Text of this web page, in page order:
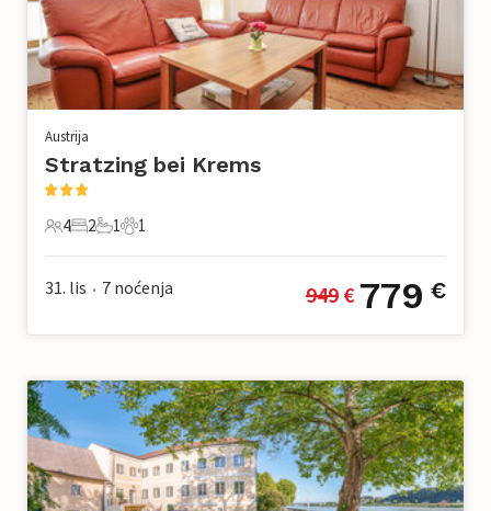
Austrija
Stratzing bei Krems
4 Gosti
4
2 Spavaće sobe
2
1 Kupaonica
1
1 Kućni ljubimac
1
31. lis • 7 noćenja 949 € 779 €